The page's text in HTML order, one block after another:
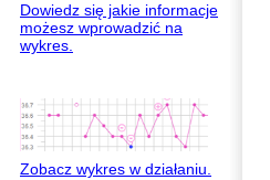
Dowiedz się jakie informacje
możesz wprowadzić na
wykres.
Zobacz wykres w działaniu.